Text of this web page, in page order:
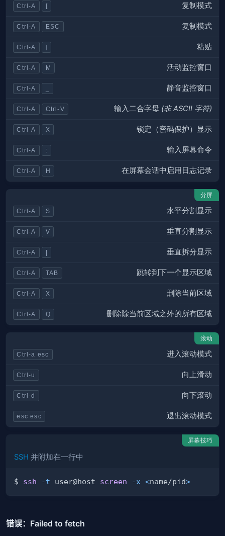
Ctrl-A [ 复制模式
Ctrl-A ESC 复制模式
Ctrl-A ] 粘贴
Ctrl-A M 活动监控窗口
Ctrl-A 静音监控窗口
Ctrl-A Ctrl-V 输入二合字母 (非 ASCII 字符)
Ctrl-A X 锁定（密码保护）显示
Ctrl-A : 输入屏幕命令
Ctrl-A H 在屏幕会话中启用日志记录
分屏
Ctrl-A S 水平分割显示
Ctrl-A V 垂直分割显示
Ctrl-A | 垂直拆分显示
Ctrl-A TAB 跳转到下一个显示区域
Ctrl-A X 删除当前区域
Ctrl-A Q 删除除当前区域之外的所有区域
滚动
Ctrl-a esc 进入滚动模式
Ctrl-u 向上滑动
Ctrl-d 向下滚动
esc esc 退出滚动模式
屏幕技巧
SSH 并附加在一行中
$ ssh -t user@host screen -x <name/pid>